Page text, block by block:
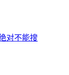
对不能搜